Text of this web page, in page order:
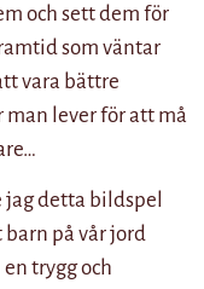
och sett dem för
som väntar
vara bättre
man lever för att må
jag detta bildspel
på vår jord
trygg och